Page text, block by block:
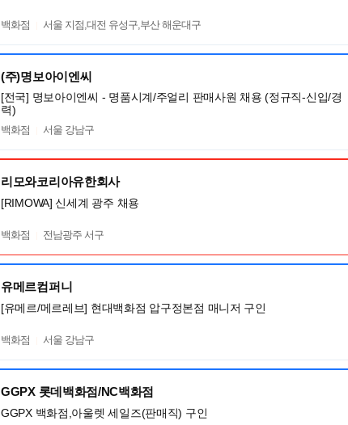
백화점 서울 지점,대전 유성구,부산 해운대구
(주)명보아이엔씨
[전국] 명보아이엔씨 - 명품시계/주얼리 판매사원 채용 (정규직-신입/경
력)
백화점 서울 강남구
리모와코리아유한회사
[RIMOWA] 신세계 광주 채용
백화점 전남광주 서구
유메르컴퍼니
[유메르/메르레브] 현대백화점 압구정본점 매니저 구인
백화점 서울 강남구
GGPX 롯데백화점/NC백화점
GGPX 백화점,아울렛 세일즈(판매직) 구인